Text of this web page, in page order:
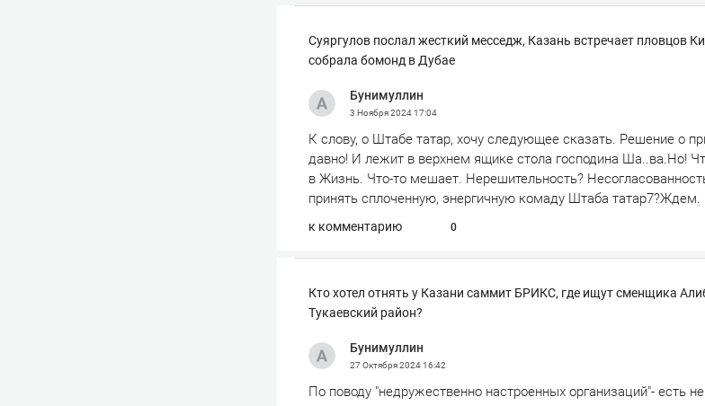
Суяргулов послал жесткий месседж, Казань встречает пловцов
собрала бомонд в Дубае
Бунимуллин
3 Ноября 202417:04
К слову, о Штабе татар, хочу следующее сказать. Решение о
давно! И лежит в верхнем ящике стола господина Ша..ва.Но!
в Жизнь. Что-то мешает. Нерешительность?
принять сплоченную, энергичную комаду Штаба
к комментарию 0
Кто хотел отнять у Казани саммит БРИКС, где ищут сменщика
Тукаевский район?
Бунимуллин
27 Октября 202416:42
По поводу "недружественно настроенных организаций"- есть